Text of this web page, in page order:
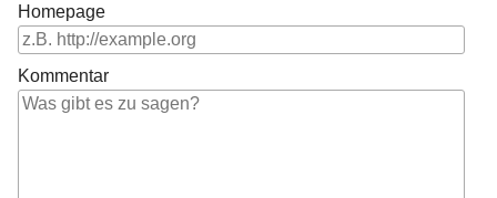
Homepage
Kommentar